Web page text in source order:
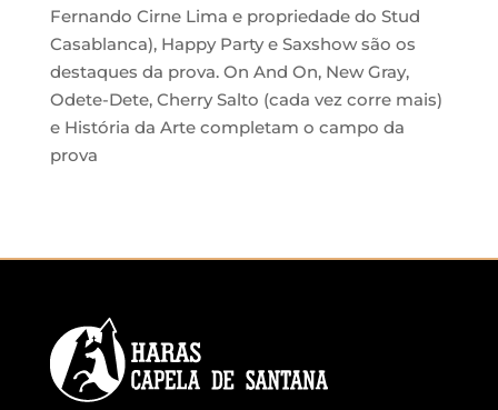
Fernando Cirne Lima e propriedade do Stud
Casablanca), Happy Party e Saxshow são os
destaques da prova. On And On, New Gray,
Odete-Dete, Cherry Salto (cada vez corre mais)
e História da Arte completam o campo da
prova